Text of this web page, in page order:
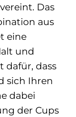
Das
aus
eine
und
dafür, dass
sich Ihren
dabei
der Cups